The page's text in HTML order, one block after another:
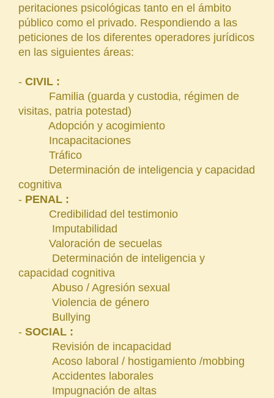
peritaciones psicológicas tanto en el ámbito
público como el privado. Respondiendo a las
peticiones de los diferentes operadores jurídicos
en las siguientes áreas:
- CIVIL :
Familia (guarda y custodia, régimen de
visitas, patria potestad)
Adopción y acogimiento
Incapacitaciones
Tráfico
Determinación de inteligencia y capacidad
cognitiva
- PENAL :
Credibilidad del testimonio
Imputabilidad
Valoración de secuelas
Determinación de inteligencia y
capacidad cognitiva
Abuso / Agresión sexual
Violencia de género
Bullying
- SOCIAL :
Revisión de incapacidad
Acoso laboral / hostigamiento /mobbing
Accidentes laborales
Impugnación de altas